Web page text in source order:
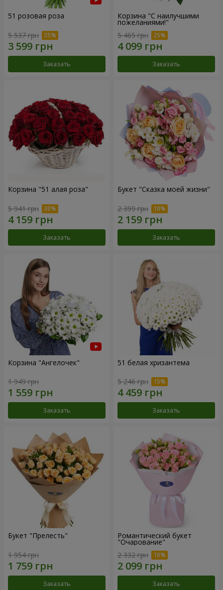
51 розовая роза
5 537 грн
Заказать
Корзина "С наилучшими
пожеланиями!"
5 465 грн
Заказать
Корзина "51 алая роза"
5 941 грн
Заказать
Букет "Сказка моей жизни"
2 399 грн
Заказать
Корзина "Ангелочек"
1 949 грн
Заказать
51 белая хризантема
5 246 грн
Заказать
Букет "Прелесть"
1 954 грн
Заказать
Романтический букет
"Очарование"
2 332 грн
Заказать